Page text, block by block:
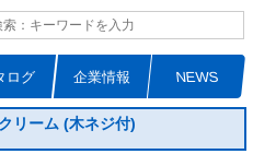
ログ 企業情報 NEWS
リーム (木ネジ付)